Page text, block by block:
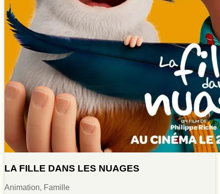
LA FILLE DANS LES NUAGES
Animation, Famille